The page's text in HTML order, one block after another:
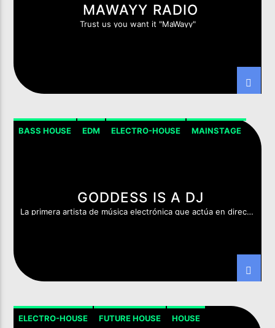
ARTISTA
PROGRAMA ACTUAL
MAWAYY RADIO
Trust us you want it "MaWayy"
BASS HOUSE EDM ELECTRO-HOUSE MAINSTAGE
GODDESS IS A DJ
La primera artista de música electrónica que actúa en directo
ELECTRO-HOUSE FUTURE HOUSE HOUSE